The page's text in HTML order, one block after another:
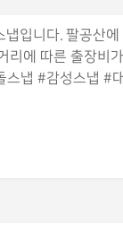
냅입니다. 팔공산
리에 따른 출장
스냅 #감성스냅 #